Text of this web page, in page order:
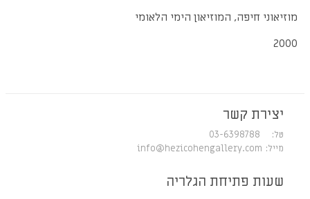
מוזיאוני חיפה, המוזיאון הימי הלאומי
2000
יצירת קשר
טל: 03-6398788
מייל: info@hezicohengallery.com
שעות פתיחת הגלריה